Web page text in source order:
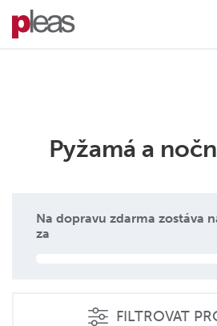
Pyžamá a
Na dopravu zdarma zostáva
za
FILTROVAT